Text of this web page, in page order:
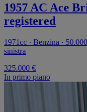
1957 AC Ace
registered
1971cc · Benzina ·
sinistra
325.000 €
In primo piano